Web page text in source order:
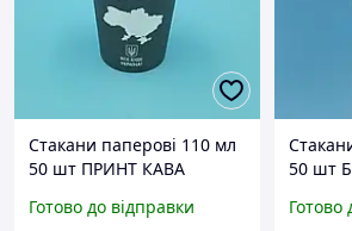
Стакани паперові 110 мл
50 шт ПРИНТ КАВА
Готово до відправки
50 шт
Готово